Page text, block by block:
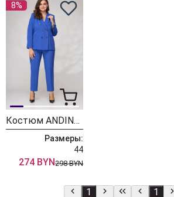
8%
Костюм ANDINA CITY 9006
Размеры:
44
274 BYN298 BYN
1 1